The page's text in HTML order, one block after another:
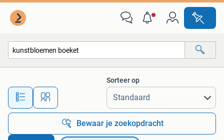
Alle afstanden…
Sorteer op
Bewaar je zoekopdracht